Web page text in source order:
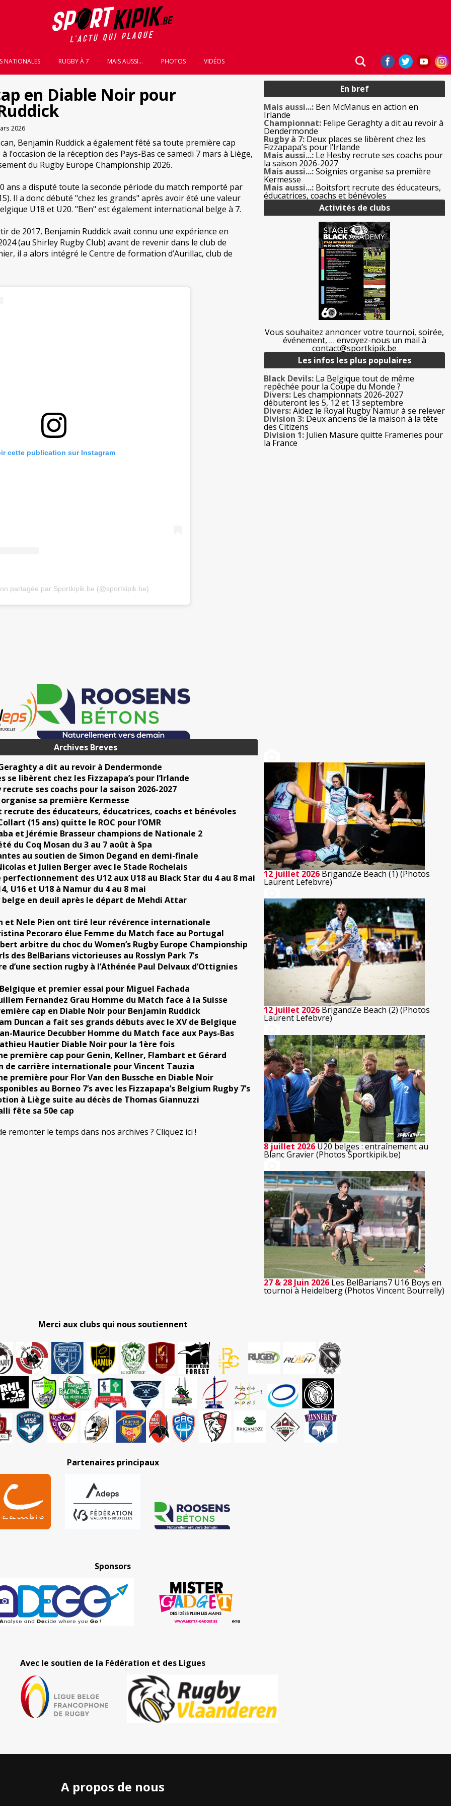
NATIONALES RUGBY À 7 MAIS AUSSI... PHOTOS VIDÉOS
en Diable Noir pour
2026
Benjamin Ruddick a également fêté sa toute première cap
l’occasion de la réception des Pays-Bas ce samedi 7 mars à Liège,
du Rugby Europe Championship 2026.
ans a disputé toute la seconde période du match remporté par
Il a donc débuté "chez les grands" après avoir été une valeur
U18 et U20. "Ben" est également international belge à 7.
de 2017, Benjamin Ruddick avait connu une expérience en
(au Shirley Rugby Club) avant de revenir dans le club de
il a alors intégré le Centre de formation d’Aurillac, club de
cette publication sur Instagram
partagée par Sportkipik.be (@sportkipik.be)
Archives Breves
a dit au revoir à Dendermonde
se libèrent chez les Fizzapapa’s pour l’Irlande
recrute ses coachs pour la saison 2026-2027
sa première Kermesse
des éducateurs, éducatrices, coachs et bénévoles
(15 ans) quitte le ROC pour l’OMR
et Jérémie Brasseur champions de Nationale 2
du Coq Mosan du 3 au 7 août à Spa
au soutien de Simon Degand en demi-finale
et Julien Berger avec le Stade Rochelais
perfectionnement des U12 aux U18 au Black Star du 4 au 8 mai
U16 et U18 à Namur du 4 au 8 mai
belge en deuil après le départ de Mehdi Attar
et Nele Pien ont tiré leur révérence internationale
Pecoraro élue Femme du Match face au Portugal
arbitre du choc du Women’s Rugby Europe Championship
des BelBarians victorieuses au Rosslyn Park 7’s
d’une section rugby à l’Athénée Paul Delvaux d’Ottignies
et premier essai pour Miguel Fachada
Fernandez Grau Homme du Match face à la Suisse
cap en Diable Noir pour Benjamin Ruddick
Duncan a fait ses grands débuts avec le XV de Belgique
Maurice Decubber Homme du Match face aux Pays-Bas
Hautier Diable Noir pour la 1ère fois
première cap pour Genin, Kellner, Flambart et Gérard
de carrière internationale pour Vincent Tauzia
première pour Flor Van den Bussche en Diable Noir
au Borneo 7’s avec les Fizzapapa’s Belgium Rugby 7’s
à Liège suite au décès de Thomas Giannuzzi
fête sa 50e cap
remonter le temps dans nos archives ? Cliquez ici !
En bref
Mais aussi...: Ben McManus en action en
Irlande
Championnat: Felipe Geraghty a dit au revoir à
Dendermonde
Rugby à 7: Deux places se libèrent chez les
Fizzapapa’s pour l’Irlande
Mais aussi...: Le Hesby recrute ses coachs pour
la saison 2026-2027
Mais aussi...:Soignies organise sa première
Kermesse
Mais aussi...: Boitsfort recrute des éducateurs,
éducatrices, coachs et bénévoles
Activités de clubs
Vous souhaitez annoncer votre tournoi, soirée,
événement, … envoyez-nous un mail à
contact@sportkipik.be
Les infos les plus populaires
Black Devils: La Belgique tout de même
repêchée pour la Coupe du Monde ?
Divers: Les championnats 2026-2027
débuteront les 5, 12 et 13 septembre
Divers:Aidez le Royal Rugby Namur à se relever
Division 3: Deux anciens de la maison à la tête
des Citizens
Division 1: Julien Masure quitte Frameries pour
la France
12 juillet 2026BrigandZe Beach (1) (Photos
Laurent Lefebvre)
12 juillet 2026 BrigandZe Beach (2) (Photos
Laurent Lefebvre)
8 juillet 2026 U20 belges : entraînement au
Blanc Gravier (Photos Sportkipik.be)
27 & 28 Juin 2026 Les BelBarians7 U16 Boys en
tournoi à Heidelberg (Photos Vincent Bourrelly)
Merci aux clubs qui nous soutiennent
Partenaires principaux
Sponsors
Avec le soutien de la Fédération et des Ligues
A propos de nous